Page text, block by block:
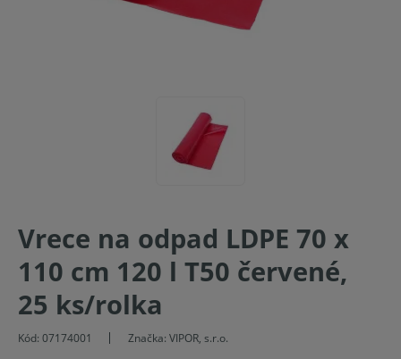
Vrece na odpad LDPE 70 x
110 cm 120 l T50 červené,
25 ks/rolka
Kód: 07174001 Značka: VIPOR, s.r.o.